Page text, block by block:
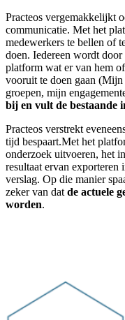
Practeos vergemakkelijkt
communicatie. Met het
medewerkers te bellen of
doen. Iedereen wordt
platform wat er van hem
vooruit te doen gaan
groepen, mijn
bij en vult de bestaande
Practeos verstrekt
tijd bespaart.Met het
onderzoek uitvoeren, het
resultaat ervan exporteren
verslag. Op die manier
zeker van dat de actuele
worden.